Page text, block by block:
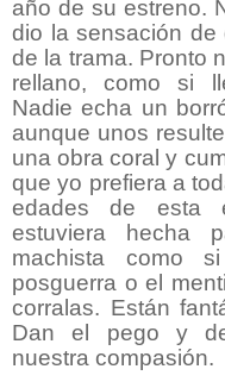
año de su estreno.
dio la sensación
de la trama. Pronto
rellano, como si
Nadie echa un
aunque unos
una obra coral y
que yo prefiera a
edades de esta
estuviera hecha
machista como
posguerra o el
corralas. Están
Dan el pego y
nuestra compasión.